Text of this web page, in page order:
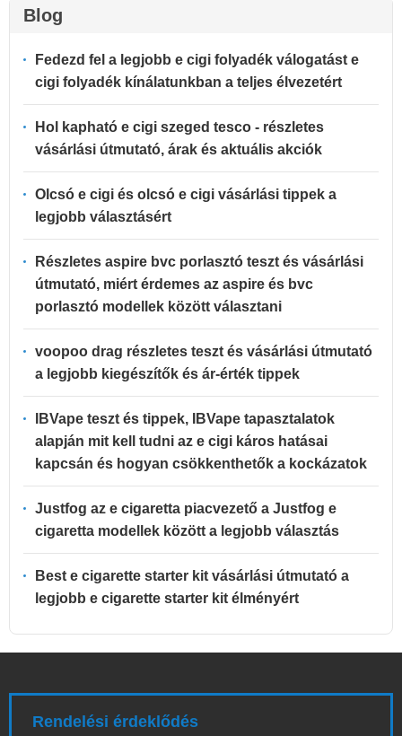
Blog
Fedezd fel a legjobb e cigi folyadék válogatást e
cigi folyadék kínálatunkban a teljes élvezetért
Hol kapható e cigi szeged tesco - részletes
vásárlási útmutató, árak és aktuális akciók
Olcsó e cigi és olcsó e cigi vásárlási tippek a
legjobb választásért
Részletes aspire bvc porlasztó teszt és vásárlási
útmutató, miért érdemes az aspire és bvc
porlasztó modellek között választani
voopoo drag részletes teszt és vásárlási útmutató
a legjobb kiegészítők és ár-érték tippek
IBVape teszt és tippek, IBVape tapasztalatok
alapján mit kell tudni az e cigi káros hatásai
kapcsán és hogyan csökkenthetők a kockázatok
Justfog az e cigaretta piacvezető a Justfog e
cigaretta modellek között a legjobb választás
Best e cigarette starter kit vásárlási útmutató a
legjobb e cigarette starter kit élményért
Rendelési érdeklődés